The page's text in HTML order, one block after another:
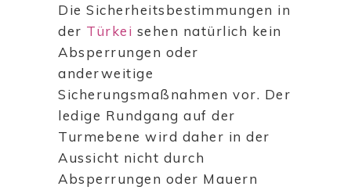
Die Sicherheitsbestimmungen in
der Türkei sehen natürlich kein
Absperrungen oder
anderweitige
Sicherungsmaßnahmen vor. Der
ledige Rundgang auf der
Turmebene wird daher in der
Aussicht nicht durch
Absperrungen oder Mauern